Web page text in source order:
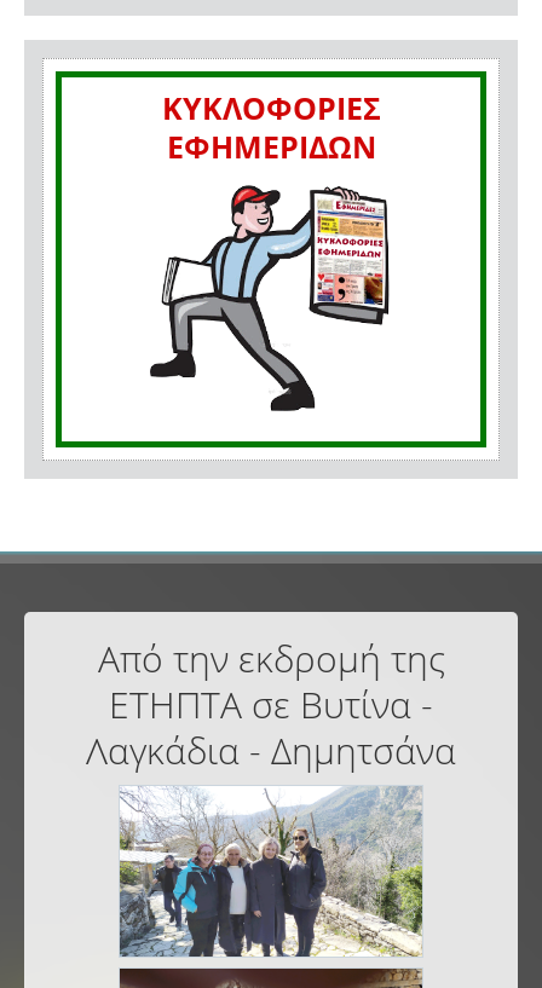
ΚΥΚΛΟΦΟΡΙΕΣ
ΕΦΗΜΕΡΙΔΩΝ
Από την εκδρομή της
ΕΤΗΠΤΑ σε Βυτίνα -
Λαγκάδια - Δημητσάνα